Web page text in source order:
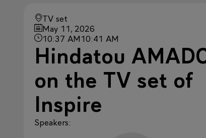
TV set
May 11, 2026
10:37 AM 10:41 AM
Hindatou
on the TV set of
Inspire
Speakers: